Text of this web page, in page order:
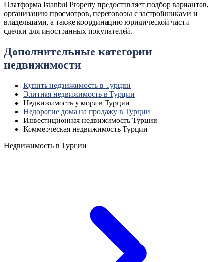
Платформа Istanbul Property предоставляет подбор вариантов,
организацию просмотров, переговоры с застройщиками и
владельцами, а также координацию юридической части
сделки для иностранных покупателей.
Дополнительные категории
недвижимости
Купить недвижимость в Турции
Элитная недвижимость в Турции
Недвижимость у моря в Турции
Недорогие дома на продажу в Турции
Инвестиционная недвижимость Турции
Коммерческая недвижимость Турции
Недвижимость в Турции